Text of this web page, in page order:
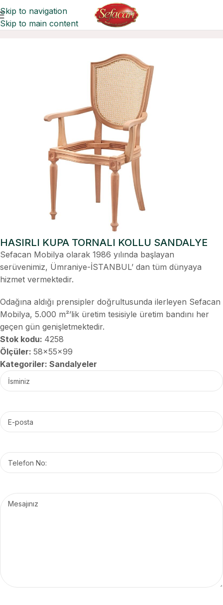
Skip to navigation
Skip to main content
Ana Sayfa Sandalyeler
HASIRLI KUPA TORNALI KOLLU SANDALYE
Sefacan Mobilya olarak 1986 yılında başlayan
serüvenimiz, Ümraniye-İSTANBUL’ dan tüm dünyaya
hizmet vermektedir.
Odağına aldığı prensipler doğrultusunda ilerleyen Sefacan
Mobilya, 5.000 m²’lik üretim tesisiyle üretim bandını her
geçen gün genişletmektedir.
Stok kodu: 4258
Ölçüler: 58x55x99
Kategoriler: Sandalyeler